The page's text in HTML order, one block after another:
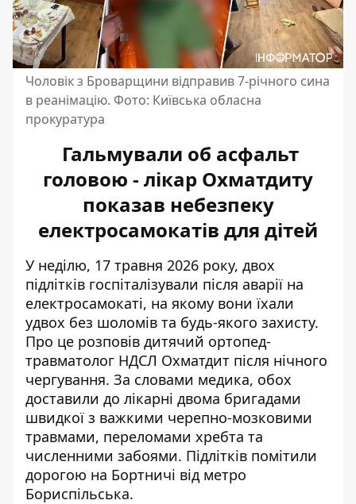
Чоловік з Броварщини відправив 7-річного сина
в реанімацію. Фото: Київська обласна
прокуратура
Гальмували об асфальт
головою - лікар Охматдиту
показав небезпеку
електросамокатів для дітей
У неділю, 17 травня 2026 року, двох
підлітків госпіталізували після аварії на
електросамокаті, на якому вони їхали
удвох без шоломів та будь-якого захисту.
Про це розповів дитячий ортопед-
травматолог НДСЛ Охматдит після нічного
чергування. За словами медика, обох
доставили до лікарні двома бригадами
швидкої з важкими черепно-мозковими
травмами, переломами хребта та
численними забоями. Підлітків помітили
дорогою на Бортничі від метро
Бориспільська.